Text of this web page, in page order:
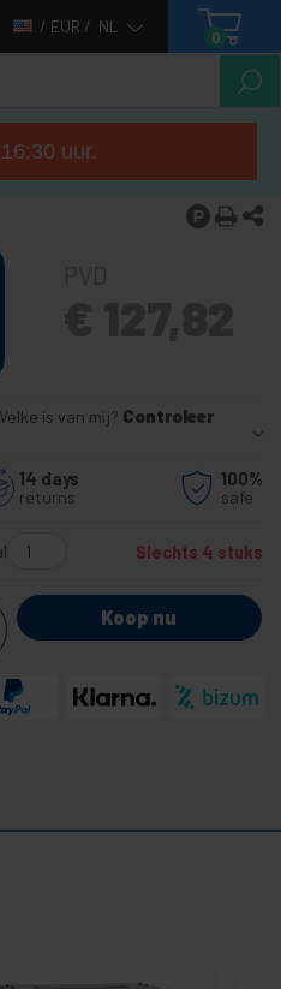
/ EUR / NL
0
uur.
is van mij? Controleer
14 days
returns
100%
safe
Slechts 4 stuks
Koop nu